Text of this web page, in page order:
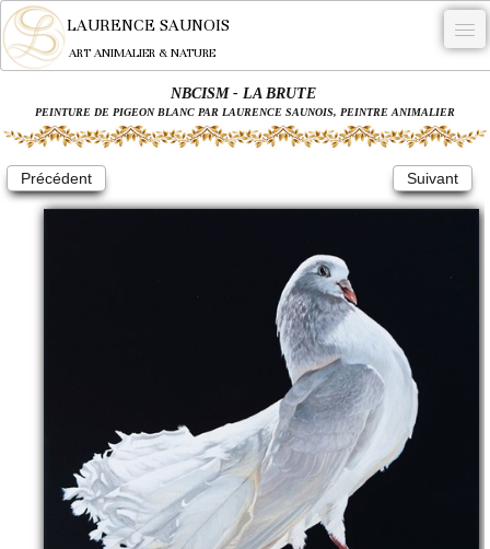
LAURENCE SAUNOIS
ART ANIMALIER & NATURE
NYMPHEUS LUMINANSIS.
OEUVRES
Français
0
NBCISM - LA BRUTE
PEINTURE DE PIGEON BLANC PAR LAURENCE SAUNOIS, PEINTRE ANIMALIER
Précédent Suivant